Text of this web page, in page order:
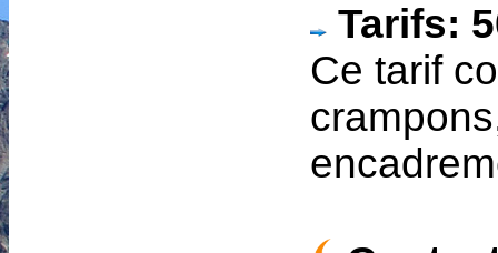
Tarifs:
Ce tarif